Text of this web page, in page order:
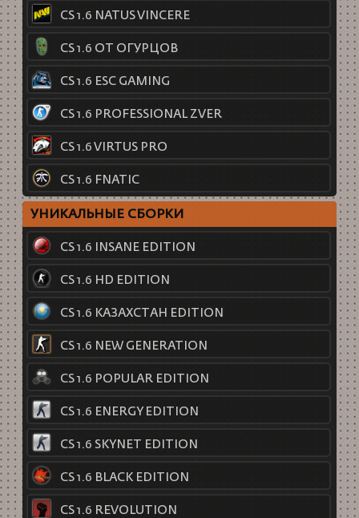
CS 1.6 NATUS VINCERE
CS 1.6 ОТ ОГУРЦОВ
CS 1.6 ESC GAMING
CS 1.6 PROFESSIONAL ZVER
CS 1.6 VIRTUS PRO
CS 1.6 FNATIC
УНИКАЛЬНЫЕ СБОРКИ
CS 1.6 INSANE EDITION
CS 1.6 HD EDITION
CS 1.6 КАЗАХСТАН EDITION
CS 1.6 NEW GENERATION
CS 1.6 POPULAR EDITION
CS 1.6 ENERGY EDITION
CS 1.6 SKYNET EDITION
CS 1.6 BLACK EDITION
CS 1.6 REVOLUTION